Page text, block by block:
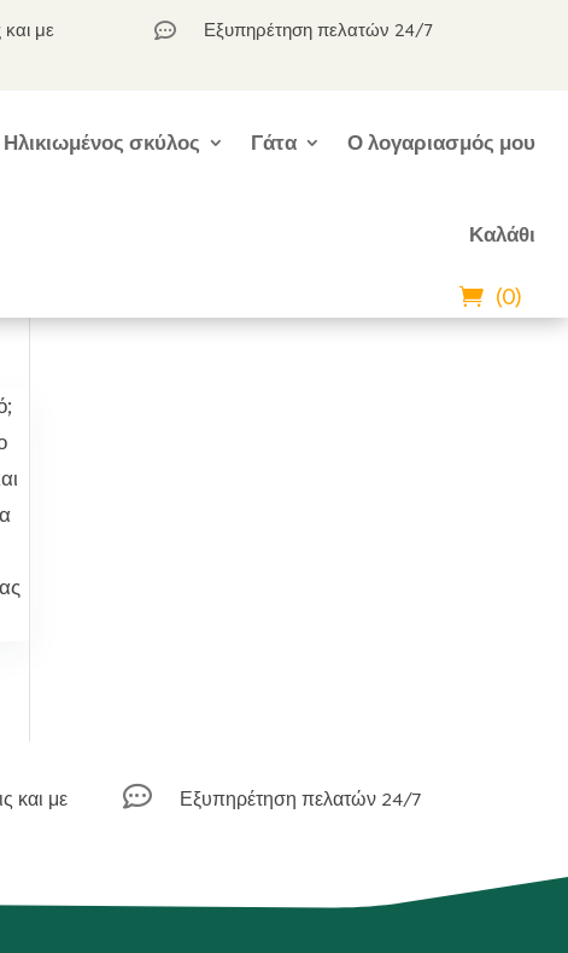
με
 Εξυπηρέτηση πελατών 24/7
Ηλικιωμένος σκύλος Γάτα Ο λογαριασμός μου
Καλάθι
(0)
και με
 Εξυπηρέτηση πελατών 24/7